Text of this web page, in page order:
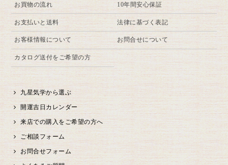
お買物の流れ 10年間安心保証
お支払いと送料 法律に基づく表記
お客様情報について お問合せについて
カタログ送付をご希望の方
九星気学から選ぶ
開運吉日カレンダー
来店での購入をご希望の方へ
ご相談フォーム
お問合せフォーム